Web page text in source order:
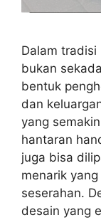
Dalam tradisi
bukan
bentuk
dan
yang
hantaran
juga bisa
menarik
seserahan.
desain yang